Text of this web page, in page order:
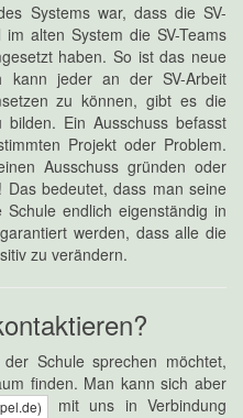
Systems war, dass die SV-
alten System die SV-Teams
haben. So ist das neue
kann jeder an der SV-Arbeit
zu können, gibt es die
bilden. Ein Ausschuss befasst
Projekt oder Problem.
Ausschuss gründen oder
Das bedeutet, dass man seine
endlich eigenständig in
werden, dass alle die
zu verändern.
Schule sprechen möchtet,
finden. Man kann sich aber
mit uns in Verbindung